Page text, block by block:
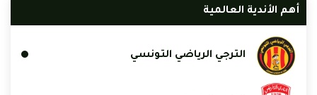
أهم الأندية العالمية
الترجي الرياضي التونسي